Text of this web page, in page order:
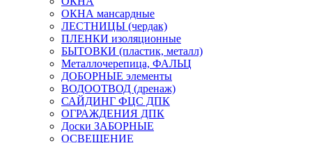
ОКНА мансардные
ЛЕСТНИЦЫ (чердак)
ПЛЕНКИ изоляционные
БЫТОВКИ (пластик, металл)
Металлочерепица, ФАЛЬЦ
ДОБОРНЫЕ элементы
ВОДООТВОД (дренаж)
САЙДИНГ ФЦС ДПК
ОГРАЖДЕНИЯ ДПК
Доски ЗАБОРНЫЕ
ОСВЕЩЕНИЕ